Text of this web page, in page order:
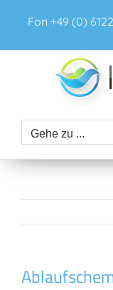
Fon +49 (0)
Gehe zu ...